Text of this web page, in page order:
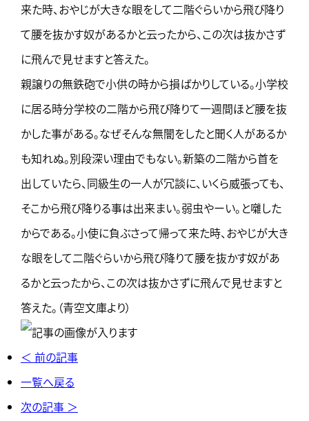
来た時、おやじが大きな眼をして二階ぐらいから飛び降り
て腰を抜かす奴があるかと云ったから、この次は抜かさず
に飛んで見せますと答えた。
親譲りの無鉄砲で小供の時から損ばかりしている。小学校
に居る時分学校の二階から飛び降りて一週間ほど腰を抜
かした事がある。なぜそんな無闇をしたと聞く人があるか
も知れぬ。別段深い理由でもない。新築の二階から首を
出していたら、同級生の一人が冗談に、いくら威張っても、
そこから飛び降りる事は出来まい。弱虫やーい。と囃した
からである。小使に負ぶさって帰って来た時、おやじが大き
な眼をして二階ぐらいから飛び降りて腰を抜かす奴があ
るかと云ったから、この次は抜かさずに飛んで見せますと
答えた。（青空文庫より）
＜ 前の記事
一覧へ戻る
次の記事 ＞